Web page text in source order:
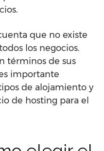
que no existe
los negocios.
términos de sus
importante
de alojamiento y
de hosting para el